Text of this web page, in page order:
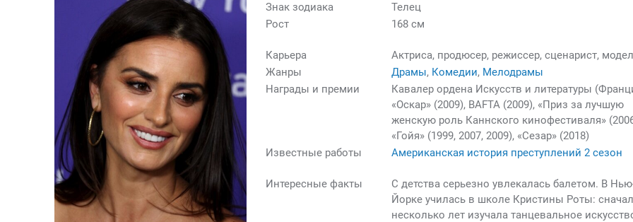
Знак зодиака
Телец
Рост
168 см
Карьера
Актриса, продюсер, режиссер, сценарист,
Жанры
Драмы, Комедии, Мелодрамы
Награды и премии
Кавалер ордена Искусств и литературы
«Оскар» (2009), BAFTA (2009), «Приз за лучшую
женскую роль Каннского кинофестиваля»
«Гойя» (1999, 2007, 2009), «Сезар» (2018)
Известные работы
Американская история преступлений 2 сезон
Интересные факты
С детства серьезно увлекалась балетом. В
Йорке училась в школе Кристины Роты:
несколько лет изучала танцевальное